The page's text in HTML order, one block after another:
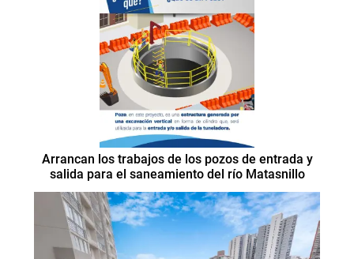
Arrancan los trabajos de los pozos de entrada y
salida para el saneamiento del río Matasnillo